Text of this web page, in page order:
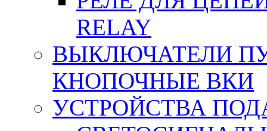
RELAY
ВЫКЛЮЧАТЕЛИ
КНОПОЧНЫЕ ВКИ
УСТРОЙСТВА